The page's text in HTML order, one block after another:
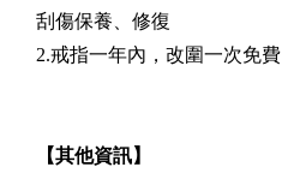
刮傷保養、修復
2.戒指一年內，改圍一次免費
【其他資訊】